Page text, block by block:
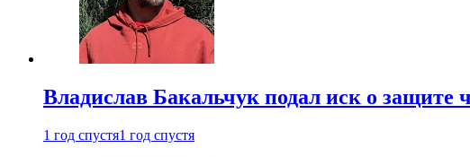
Владислав Бакальчук подал иск о защите
1 год спустя1 год спустя